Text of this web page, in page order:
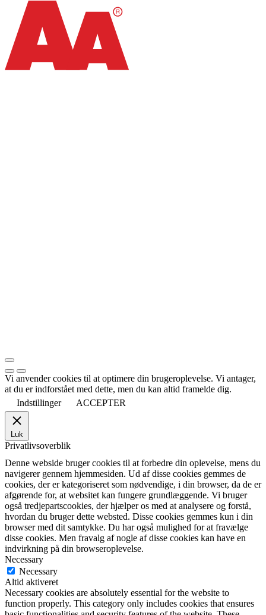
Vi anvender cookies til at optimere din brugeroplevelse. Vi antager,
at du er indforstået med dette, men du kan altid framelde dig.
Indstillinger
ACCEPTER
Luk
Privatlivsoverblik
Denne webside bruger cookies til at forbedre din oplevelse, mens du
navigerer gennem hjemmesiden. Ud af disse cookies gemmes de
cookies, der er kategoriseret som nødvendige, i din browser, da de er
afgørende for, at websitet kan fungere grundlæggende. Vi bruger
også tredjepartscookies, der hjælper os med at analysere og forstå,
hvordan du bruger dette websted. Disse cookies gemmes kun i din
browser med dit samtykke. Du har også mulighed for at fravælge
disse cookies. Men fravalg af nogle af disse cookies kan have en
indvirkning på din browseroplevelse.
Necessary
Necessary
Altid aktiveret
Necessary cookies are absolutely essential for the website to
function properly. This category only includes cookies that ensures